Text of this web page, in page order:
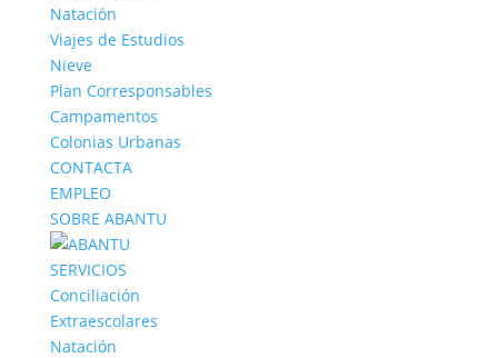
Natación
Viajes de Estudios
Nieve
Plan Corresponsables
Campamentos
Colonias Urbanas
CONTACTA
EMPLEO
SOBRE ABANTU
SERVICIOS
Conciliación
Extraescolares
Natación